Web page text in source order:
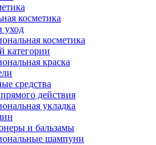
косметика
уход
косметика
категории
краска
средства
действия
укладка
и бальзамы
шампуни